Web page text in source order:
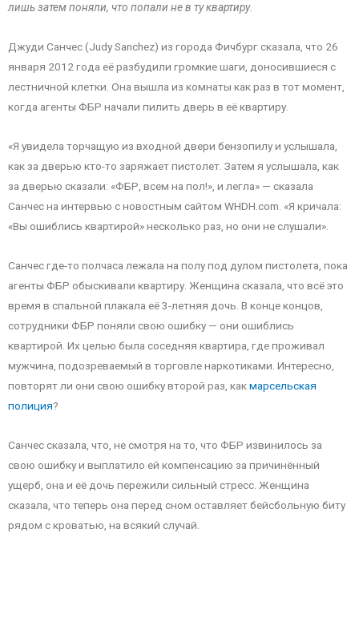
лишь затем поняли, что попали не в ту квартиру.
Джуди Санчес (Judy Sanchez) из города Фичбург сказала, что 26
января 2012 года её разбудили громкие шаги, доносившиеся с
лестничной клетки. Она вышла из комнаты как раз в тот момент,
когда агенты ФБР начали пилить дверь в её квартиру.
«Я увидела торчащую из входной двери бензопилу и услышала,
как за дверью кто-то заряжает пистолет. Затем я услышала, как
за дверью сказали: «ФБР, всем на пол!», и легла» — сказала
Санчес на интервью с новостным сайтом WHDH.com. «Я кричала:
«Вы ошиблись квартирой» несколько раз, но они не слушали».
Санчес где-то полчаса лежала на полу под дулом пистолета, пока
агенты ФБР обыскивали квартиру. Женщина сказала, что всё это
время в спальной плакала её 3-летняя дочь. В конце концов,
сотрудники ФБР поняли свою ошибку — они ошиблись
квартирой. Их целью была соседняя квартира, где проживал
мужчина, подозреваемый в торговле наркотиками. Интересно,
повторят ли они свою ошибку второй раз, какмарсельская
полиция?
Санчес сказала, что, не смотря на то, что ФБР извинилось за
свою ошибку и выплатило ей компенсацию за причинённый
ущерб, она и её дочь пережили сильный стресс. Женщина
сказала, что теперь она перед сном оставляет бейсбольную биту
рядом с кроватью, на всякий случай.